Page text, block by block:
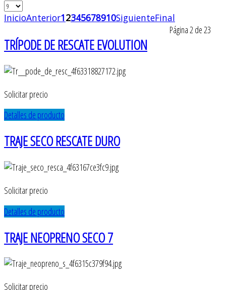
InicioAnterior12345678910SiguienteFinal
Página 2 de 23
TRÍPODE DE RESCATE EVOLUTION
Solicitar precio
Detalles de producto
TRAJE SECO RESCATE DURO
Solicitar precio
Detalles de producto
TRAJE NEOPRENO SECO 7
Solicitar precio